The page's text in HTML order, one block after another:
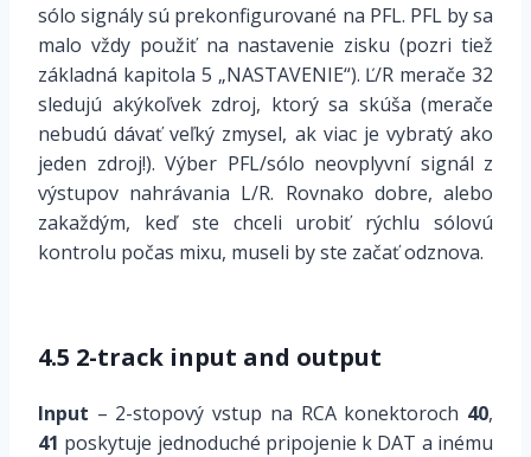
sólo signály sú prekonfigurované na PFL. PFL by sa
malo vždy použiť na nastavenie zisku (pozri tiež
základná kapitola 5 „NASTAVENIE“). Ľ/R merače 32
sledujú akýkoľvek zdroj, ktorý sa skúša (merače
nebudú dávať veľký zmysel, ak viac je vybratý ako
jeden zdroj!). Výber PFL/sólo neovplyvní signál z
výstupov nahrávania L/R. Rovnako dobre, alebo
zakaždým, keď ste chceli urobiť rýchlu sólovú
kontrolu počas mixu, museli by ste začať odznova.
4.5 2-track input and output
Input – 2-stopový vstup na RCA konektoroch 40,
41 poskytuje jednoduché pripojenie k DAT a inému